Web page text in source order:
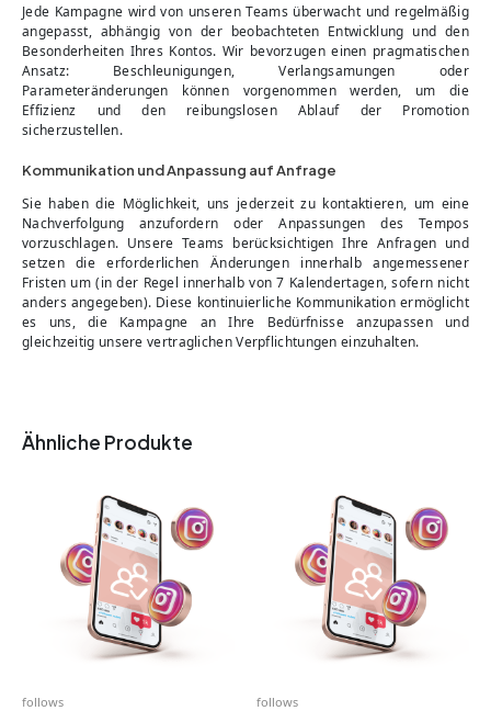
Jede Kampagne wird von unseren Teams überwacht und regelmäßig
angepasst, abhängig von der beobachteten Entwicklung und den
Besonderheiten Ihres Kontos. Wir bevorzugen einen pragmatischen
Ansatz: Beschleunigungen, Verlangsamungen oder
Parameteränderungen können vorgenommen werden, um die
Effizienz und den reibungslosen Ablauf der Promotion
sicherzustellen.
Kommunikation und Anpassung auf Anfrage
Sie haben die Möglichkeit, uns jederzeit zu kontaktieren, um eine
Nachverfolgung anzufordern oder Anpassungen des Tempos
vorzuschlagen. Unsere Teams berücksichtigen Ihre Anfragen und
setzen die erforderlichen Änderungen innerhalb angemessener
Fristen um (in der Regel innerhalb von 7 Kalendertagen, sofern nicht
anders angegeben). Diese kontinuierliche Kommunikation ermöglicht
es uns, die Kampagne an Ihre Bedürfnisse anzupassen und
gleichzeitig unsere vertraglichen Verpflichtungen einzuhalten.
Ähnliche Produkte
follows
follows